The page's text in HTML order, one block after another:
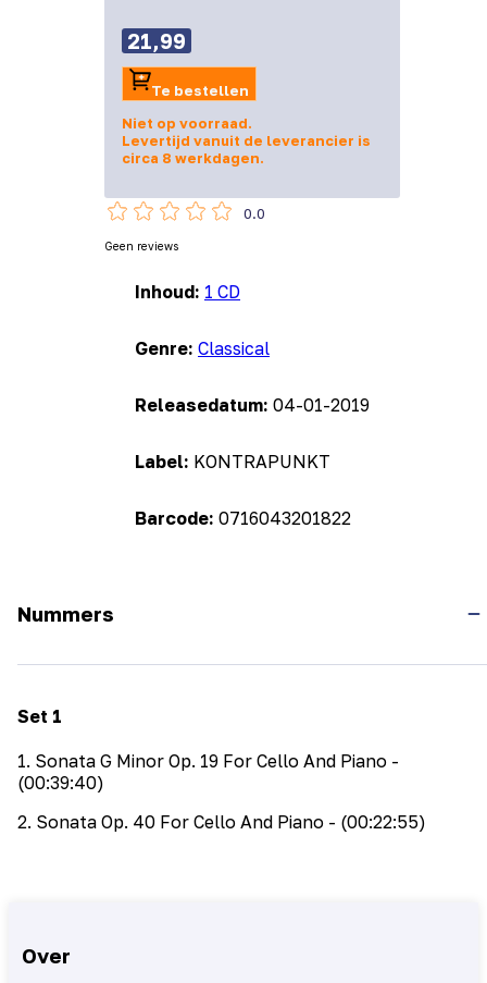
Inhoud: 1 CD
Genre: Classical
Releasedatum: 04-01-2019
Label: KONTRAPUNKT
Barcode: 0716043201822
21,99
Te bestellen
Niet op voorraad.
Levertijd vanuit de leverancier is
circa 8 werkdagen.
0.0
Geen reviews
Nummers
Set 1
1. Sonata G Minor Op. 19 For Cello And Piano -
(00:39:40)
2. Sonata Op. 40 For Cello And Piano - (00:22:55)
Over